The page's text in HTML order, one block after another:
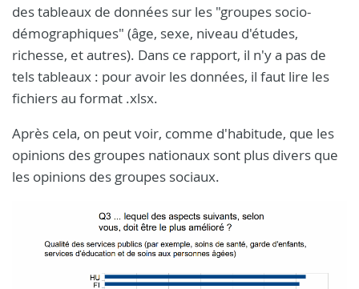
des tableaux de données sur les "groupes socio-
démographiques" (âge, sexe, niveau d'études,
richesse, et autres). Dans ce rapport, il n'y a pas de
tels tableaux : pour avoir les données, il faut lire les
fichiers au format .xlsx.
Après cela, on peut voir, comme d'habitude, que les
opinions des groupes nationaux sont plus divers que
les opinions des groupes sociaux.